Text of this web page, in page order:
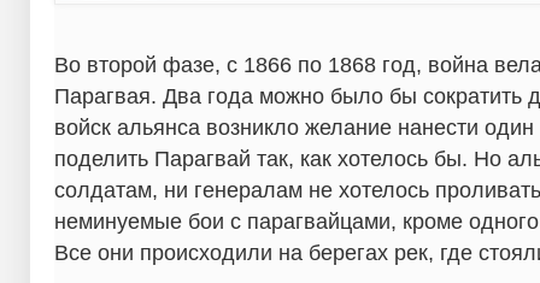
Во второй фазе, с 1866 по 1868 год, война
Парагвая. Два года можно было бы сократить
войск альянса возникло желание нанести
поделить Парагвай так, как хотелось бы. Но
солдатам, ни генералам не хотелось
неминуемые бои с парагвайцами, кроме
Все они происходили на берегах рек, где